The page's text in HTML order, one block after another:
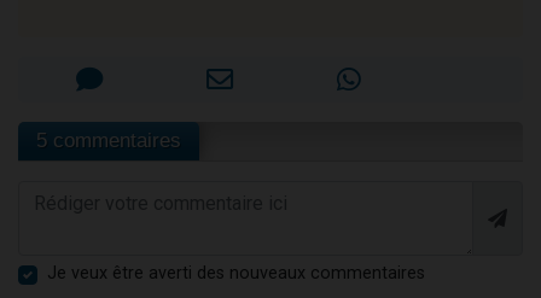
5 commentaires
Je veux être averti des nouveaux commentaires